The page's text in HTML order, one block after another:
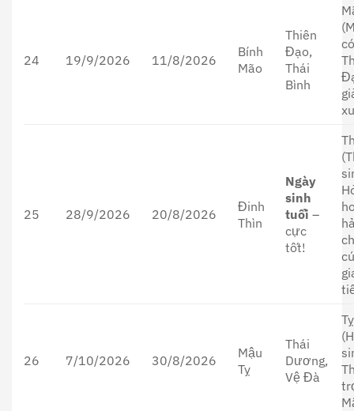
24 19/9/2026 11/8/2026
Bính
Mão
Thiên
Đạo,
Thái
Bình
25 28/9/2026 20/8/2026
Đinh
Thìn
Ngày
sinh
tuổi –
cực
tốt!
26 7/10/2026 30/8/2026
Mậu
Tỵ
Thái
Dương,
Vệ Đà
Tỵ